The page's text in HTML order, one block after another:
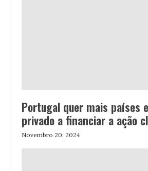
Portugal quer mais países
privado a financiar a ação
Novembro 20, 2024